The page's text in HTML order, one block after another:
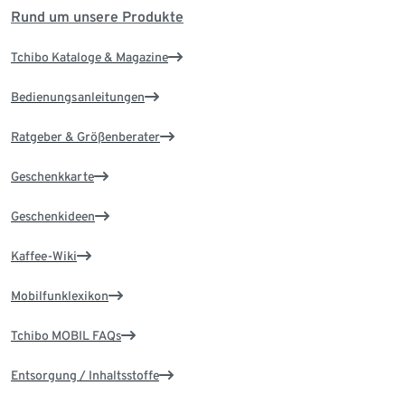
Rund um unsere Produkte
Tchibo Kataloge & Magazine
Bedienungsanleitungen
Ratgeber & Größenberater
Geschenkkarte
Geschenkideen
Kaffee-Wiki
Mobilfunklexikon
Tchibo MOBIL FAQs
Entsorgung / Inhaltsstoffe